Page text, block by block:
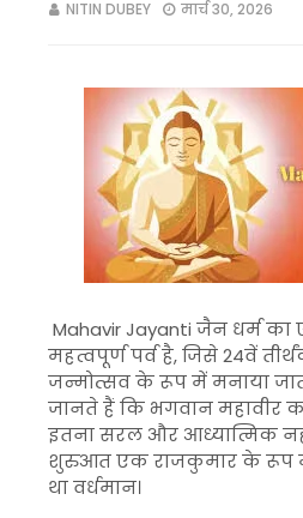
NITIN DUBEY मार्च 30, 2026
Mahavir Jayanti जैन धर्म का
महत्वपूर्ण पर्व है, जिसे 24वें
जन्मोत्सव के रूप में मनाया
जानते हैं कि भगवान महावीर
इतना सरल और आध्यात्मिक
शुरुआत एक राजकुमार के रूप
थावर्धमान।